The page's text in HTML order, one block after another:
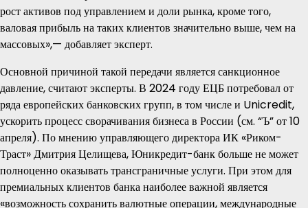
рост активов под управлением и доли рынка, кроме того,
валовая прибыль на таких клиентов значительно выше, чем на
массовых»,— добавляет эксперт.
Основной причиной такой передачи является санкционное
давление, считают эксперты. В 2024 году ЕЦБ потребовал от
ряда европейских банковских групп, в том числе и Unicredit,
ускорить процесс сворачивания бизнеса в России (см. “Ъ” от 10
апреля). По мнению управляющего директора ИК «Риком-
Траст» Дмитрия Целищева, Юникредит-банк больше не может
полноценно оказывать трансграничные услуги. При этом для
премиальных клиентов банка наиболее важной является
«возможность сохранить валютные операции, международные